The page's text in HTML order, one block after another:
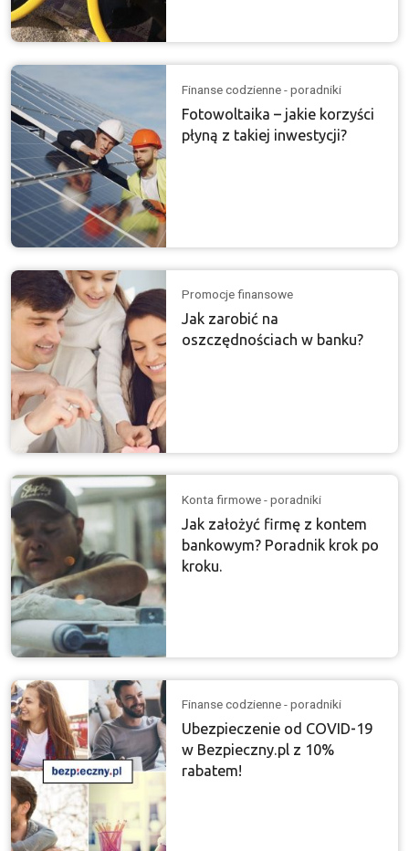
Finanse codzienne - poradniki
Fotowoltaika – jakie korzyści
płyną z takiej inwestycji?
Promocje finansowe
Jak zarobić na
oszczędnościach w banku?
Konta firmowe - poradniki
Jak założyć firmę z kontem
bankowym? Poradnik krok po
kroku.
Finanse codzienne - poradniki
Ubezpieczenie od COVID-19
w Bezpieczny.pl z 10%
rabatem!